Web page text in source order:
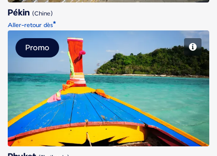
Pékin (Chine)
Aller-retour dès*
Phuket
Promo